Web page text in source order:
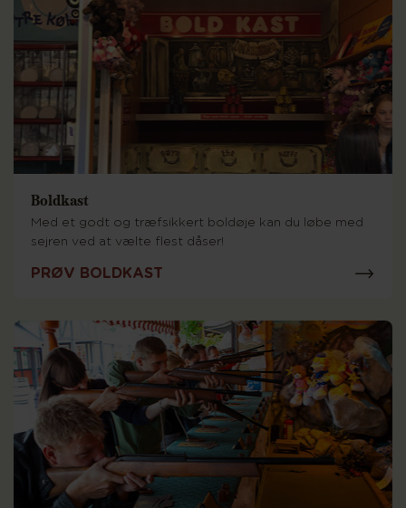
Boldkast
Med et godt og træfsikkert boldøje kan du løbe med
sejren ved at vælte flest dåser!
PRØV BOLDKAST